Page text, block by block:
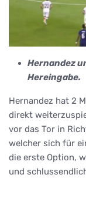
Hernandez
Hereingabe.
Hernandez hat 2
direkt
vor das Tor in
welcher sich für
die erste Option,
und